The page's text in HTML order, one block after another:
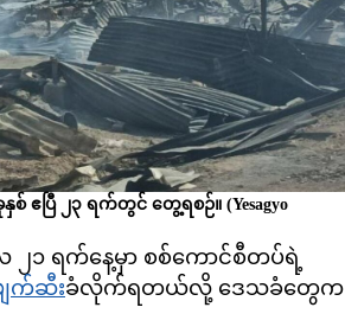
စ် ဧပြီ ၂၃ ရက်တွင် တွေ့ရစဉ်။ (Yesagyo
၂၁ ရက်နေ့မှာ စစ်ကောင်စီတပ်ရဲ့
ျက်ဆီးခံလိုက်ရတယ်လို့ ဒေသခံတွေက